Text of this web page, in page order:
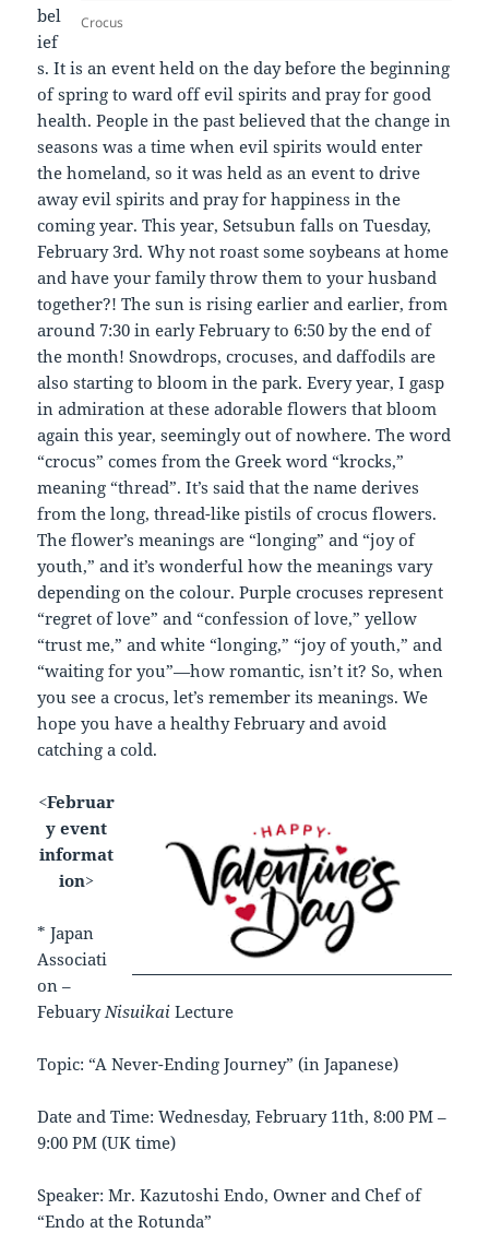
Crocus
bel
ief
s. It is an event held on the day before the beginning
of spring to ward off evil spirits and pray for good
health. People in the past believed that the change in
seasons was a time when evil spirits would enter
the homeland, so it was held as an event to drive
away evil spirits and pray for happiness in the
coming year. This year, Setsubun falls on Tuesday,
February 3rd. Why not roast some soybeans at home
and have your family throw them to your husband
together?! The sun is rising earlier and earlier, from
around 7:30 in early February to 6:50 by the end of
the month! Snowdrops, crocuses, and daffodils are
also starting to bloom in the park. Every year, I gasp
in admiration at these adorable flowers that bloom
again this year, seemingly out of nowhere. The word
“crocus” comes from the Greek word “krocks,”
meaning “thread”. It’s said that the name derives
from the long, thread-like pistils of crocus flowers.
The flower’s meanings are “longing” and “joy of
youth,” and it’s wonderful how the meanings vary
depending on the colour. Purple crocuses represent
“regret of love” and “confession of love,” yellow
“trust me,” and white “longing,” “joy of youth,” and
“waiting for you”—how romantic, isn’t it? So, when
you see a crocus, let’s remember its meanings. We
hope you have a healthy February and avoid
catching a cold.
<Februar
y event
informat
ion>
* Japan
Associati
on –
FebuaryNisuikai Lecture
Topic: “A Never-Ending Journey” (in Japanese)
Date and Time: Wednesday, February 11th, 8:00 PM –
9:00 PM (UK time)
Speaker: Mr. Kazutoshi Endo, Owner and Chef of
“Endo at the Rotunda”